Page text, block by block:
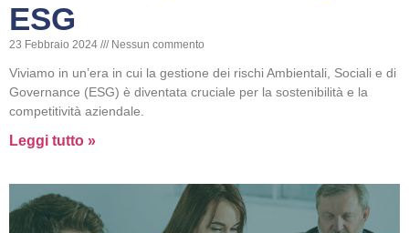
ESG
23 Febbraio 2024 Nessun commento
Viviamo in un’era in cui la gestione dei rischi Ambientali, Sociali e di
Governance (ESG) è diventata cruciale per la sostenibilità e la
competitività aziendale.
Leggi tutto »